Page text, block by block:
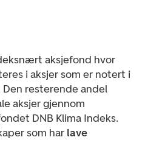
aksjefond hvor
i aksjer som er notert i
resterende andel
aksjer gjennom
DNB Klima Indeks.
som har lave